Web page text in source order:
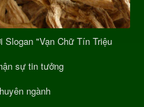
Slogan "Vạn Chữ Tín Triệu
sự tin tưởng
ngành